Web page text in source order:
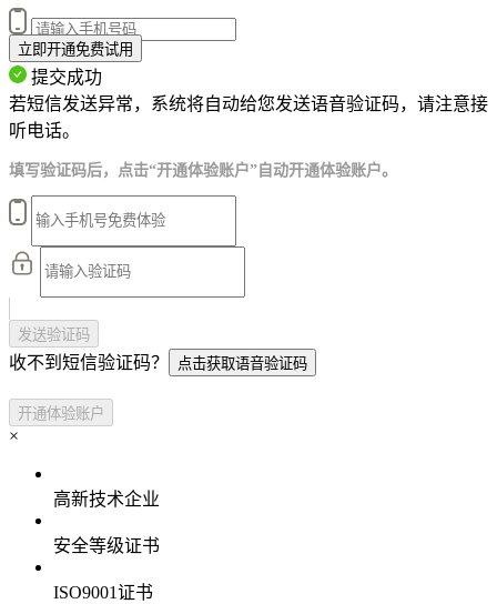
立即开通免费试用
提交成功
若短信发送异常，系统将自动给您发送语音验证码，请注意接
听电话。
填写验证码后，点击“开通体验账户”自动开通体验账户。
发送验证码
收不到短信验证码？ 点击获取语音验证码
开通体验账户
×
高新技术企业
安全等级证书
ISO9001证书